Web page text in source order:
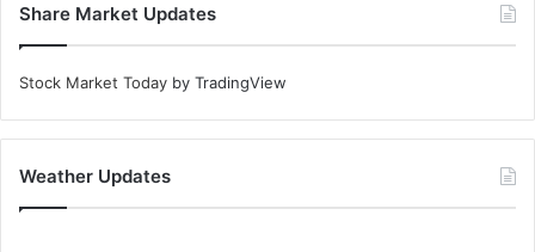
Share Market Updates
Stock Market Today by TradingView
Weather Updates